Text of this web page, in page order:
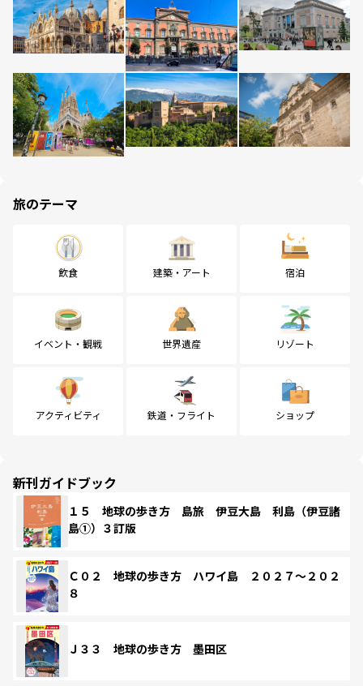
旅のテーマ
飲食 建築・アート 宿泊
イベント・観戦 世界遺産 リゾート
アクティビティ 鉄道・フライト ショップ
新刊ガイドブック
１５ 地球の歩き方 島旅 伊豆大島 利島（伊豆諸
島①）３訂版
Ｃ０２ 地球の歩き方 ハワイ島 ２０２７～２０２
８
Ｊ３３ 地球の歩き方 墨田区